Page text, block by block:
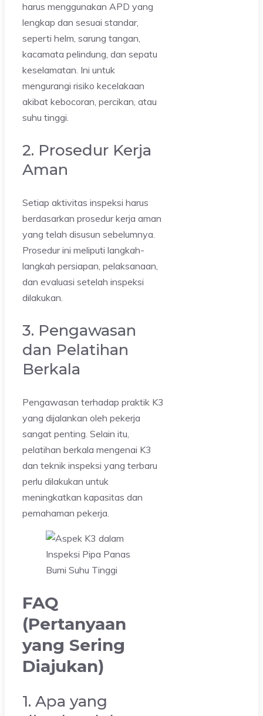
harus menggunakan APD yang
lengkap dan sesuai standar,
seperti helm, sarung tangan,
kacamata pelindung, dan sepatu
keselamatan. Ini untuk
mengurangi risiko kecelakaan
akibat kebocoran, percikan, atau
suhu tinggi.
2. Prosedur Kerja
Aman
Setiap aktivitas inspeksi harus
berdasarkan prosedur kerja aman
yang telah disusun sebelumnya.
Prosedur ini meliputi langkah-
langkah persiapan, pelaksanaan,
dan evaluasi setelah inspeksi
dilakukan.
3. Pengawasan
dan Pelatihan
Berkala
Pengawasan terhadap praktik K3
yang dijalankan oleh pekerja
sangat penting. Selain itu,
pelatihan berkala mengenai K3
dan teknik inspeksi yang terbaru
perlu dilakukan untuk
meningkatkan kapasitas dan
pemahaman pekerja.
FAQ
(Pertanyaan
yang Sering
Diajukan)
1. Apa yang